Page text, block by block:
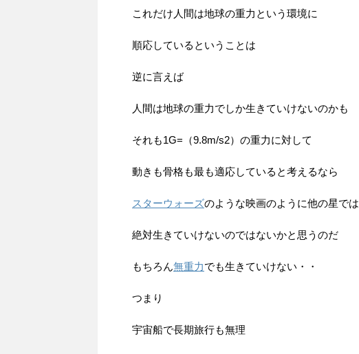
これだけ人間は地球の重力という環境に
順応しているということは
逆に言えば
人間は地球の重力でしか生きていけないのかも
それも1G=（9.8m/s2）の重力に対して
動きも骨格も最も適応していると考えるなら
スターウォーズのような映画のように他の星では
絶対生きていけないのではないかと思うのだ
もちろん無重力でも生きていけない・・
つまり
宇宙船で長期旅行も無理